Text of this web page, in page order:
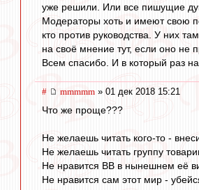
уже решили. Или все пишущие
Модераторы хоть и имеют свою
кто против руководства. У них
на своё мнение тут, если оно не
Всем спасибо. И в который раз
# mmmmm » 01 дек 2018 15:21
Что же проще???
Не желаешь читать кого-то -
Не желаешь читать группу
Не нравится ВВ в нынешнем её
Не нравится сам этот мир -